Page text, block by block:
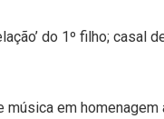
do 1º filho; casal
música em homenagem